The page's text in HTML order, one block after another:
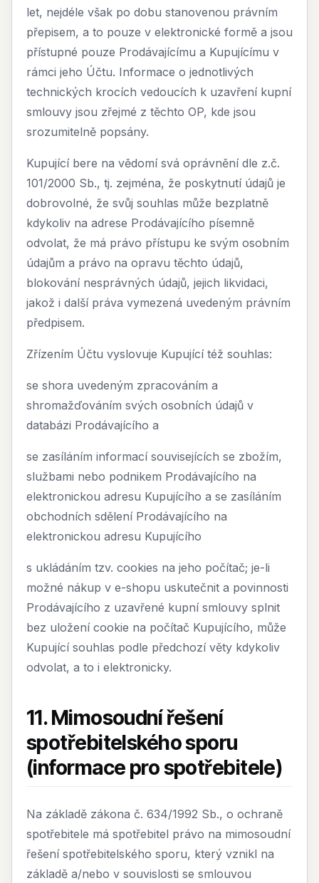
let, nejdéle však po dobu stanovenou právním
přepisem, a to pouze v elektronické formě a jsou
přístupné pouze Prodávajícímu a Kupujícímu v
rámci jeho Účtu. Informace o jednotlivých
technických krocích vedoucích k uzavření kupní
smlouvy jsou zřejmé z těchto OP, kde jsou
srozumitelně popsány.
Kupující bere na vědomí svá oprávnění dle z.č.
101/2000 Sb., tj. zejména, že poskytnutí údajů je
dobrovolné, že svůj souhlas může bezplatně
kdykoliv na adrese Prodávajícího písemně
odvolat, že má právo přístupu ke svým osobním
údajům a právo na opravu těchto údajů,
blokování nesprávných údajů, jejich likvidaci,
jakož i další práva vymezená uvedeným právním
předpisem.
Zřízením Účtu vyslovuje Kupující též souhlas:
se shora uvedeným zpracováním a
shromažďováním svých osobních údajů v
databázi Prodávajícího a
se zasíláním informací souvisejících se zbožím,
službami nebo podnikem Prodávajícího na
elektronickou adresu Kupujícího a se zasíláním
obchodních sdělení Prodávajícího na
elektronickou adresu Kupujícího
s ukládáním tzv. cookies na jeho počítač; je-li
možné nákup v e-shopu uskutečnit a povinnosti
Prodávajícího z uzavřené kupní smlouvy splnit
bez uložení cookie na počítač Kupujícího, může
Kupující souhlas podle předchozí věty kdykoliv
odvolat, a to i elektronicky.
11. Mimosoudní řešení
spotřebitelského sporu
(informace pro spotřebitele)
Na základě zákona č. 634/1992 Sb., o ochraně
spotřebitele má spotřebitel právo na mimosoudní
řešení spotřebitelského sporu, který vznikl na
základě a/nebo v souvislosti se smlouvou